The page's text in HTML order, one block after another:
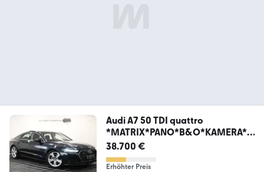
Audi A7 50 TDI quattro
*MATRIX*PANO*B&O*KAMERA*
MEMORY
38.700 €
Erhöhter Preis